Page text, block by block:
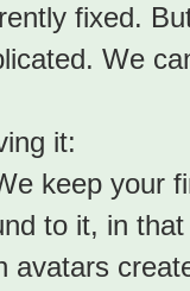
fixed.
We
it:
keep your
to it, in
avatars